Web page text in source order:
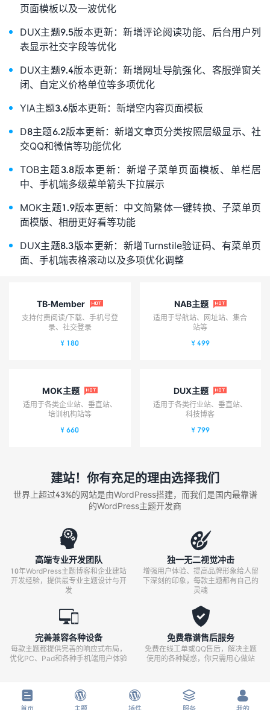
页面模板以及一波优化
DUX主题9.5版本更新：新增评论阅读功能、后台用户列
表显示社交字段等优化
DUX主题9.4版本更新：新增网址导航强化、客服弹窗关
闭、自定义价格单位等多项优化
YIA主题3.6版本更新：新增空内容页面模板
D8主题6.2版本更新：新增文章页分类按照层级显示、社
交QQ和微信等功能优化
TOB主题3.8版本更新：新增子菜单页面模板、单栏居
中、手机端多级菜单箭头下拉展示
MOK主题1.9版本更新：中文简繁体一键转换、子菜单页
面模版、相册更好看等功能
DUX主题8.3版本更新：新增Turnstile验证码、有菜单页
面、手机端表格滚动以及多项优化调整
TB-Member 
支持付费阅读/下载、手机号登
录、社交登录
¥ 180
NAB主题 
适用于导航站、网址站、集合
站等
¥ 499
MOK主题 
适用于各类企业站、垂直站、
培训机构站等
¥ 660
DUX主题 
适用于各类行业站、垂直站、
科技博客
¥ 799
建站！你有充足的理由选择我们
世界上超过43%的网站是由WordPress搭建，而我们是国内最靠谱
的WordPress主题开发商

高端专业开发团队
10年WordPress主题博客和企业建站
开发经验，提供最专业主题设计与开
发

独一无二视觉冲击
增强用户体验、提高品牌形象给人留
下深刻的印象，每款主题都有自己的
灵魂

完善兼容各种设备
每款主题都提供完善的响应式布局，
优化PC、Pad和各种手机端用户体验

免费靠谱售后服务
免费在线工单或QQ售后，解决主题
使用的各种疑惑，你只需用心做站
    